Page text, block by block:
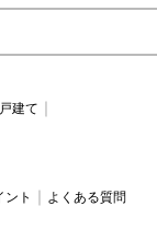
建て
ント よくある質問